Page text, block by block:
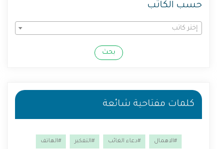
حسب الكاتب
إختر كاتب
بحث
كلمات مفتاحية شائعة
#الاهمال #دعاء الغائب #التفكير #الهاتف